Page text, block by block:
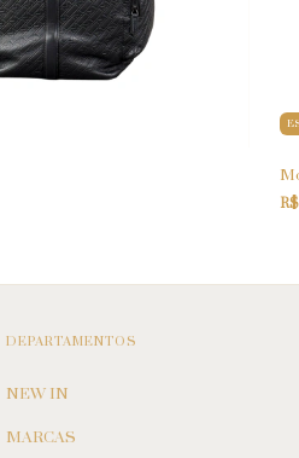
DEPARTAMENTOS
NEW IN
MARCAS